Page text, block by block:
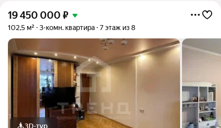
19 450 000 ₽
102,5 м² 3-комн. квартира 7 этаж из 8
3D-тур